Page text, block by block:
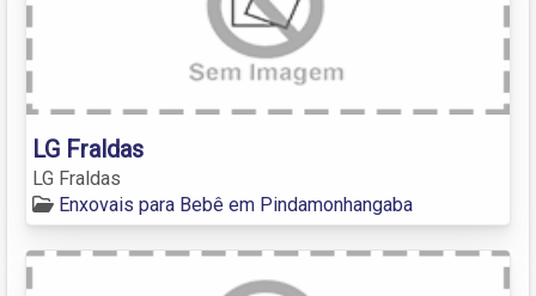
LG Fraldas
LG Fraldas
Enxovais para Bebê em Pindamonhangaba